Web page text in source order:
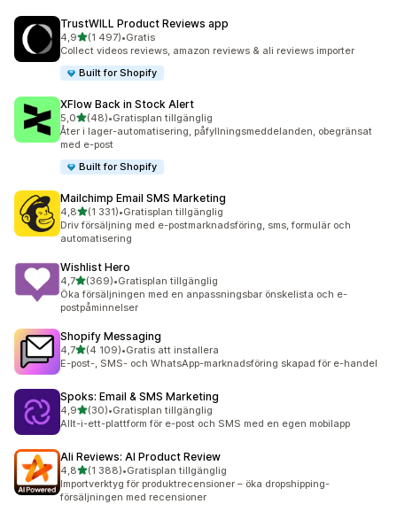
TrustWILL Product Reviews app
4,9av 5 stjärnor
(1 497)
1497 recensioner totalt
•Gratis
Collect videos reviews, amazon reviews & ali reviews importer
Built for Shopify
XFlow Back in Stock Alert
5,0av 5 stjärnor
(48)
48 recensioner totalt
•Gratisplan tillgänglig
Åter i lager-automatisering, påfyllningsmeddelanden, obegränsat
med e-post
Built for Shopify
Mailchimp Email SMS Marketing
4,8av 5 stjärnor
(1 331)
1331 recensioner totalt
•Gratisplan tillgänglig
Driv försäljning med e-postmarknadsföring, sms, formulär och
automatisering
Wishlist Hero
4,7av 5 stjärnor
(369)
369 recensioner totalt
•Gratisplan tillgänglig
Öka försäljningen med en anpassningsbar önskelista och e-
postpåminnelser
Shopify Messaging
4,7av 5 stjärnor
(4 109)
4109 recensioner totalt
•Gratis att installera
E-post-, SMS- och WhatsApp-marknadsföring skapad för e-handel
Spoks: Email & SMS Marketing
4,9av 5 stjärnor
(30)
30 recensioner totalt
•Gratisplan tillgänglig
Allt-i-ett-plattform för e-post och SMS med en egen mobilapp
Ali Reviews: AI Product Review
4,8av 5 stjärnor
(1 388)
1388 recensioner totalt
•Gratisplan tillgänglig
Importverktyg för produktrecensioner – öka dropshipping-
försäljningen med recensioner